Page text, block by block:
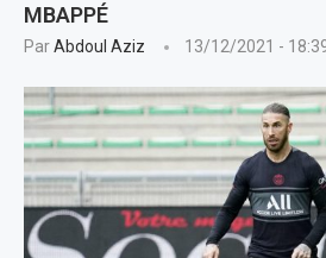
MBAPPÉ
ParAbdoul Aziz 13/12/2021 -